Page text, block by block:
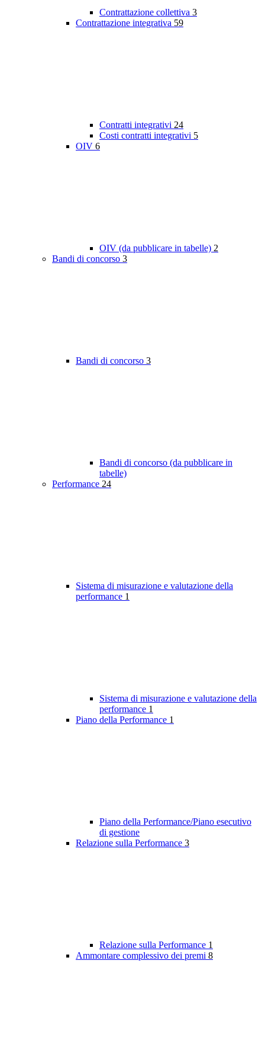
Contrattazione collettiva 3
Contrattazione integrativa 59
Contratti integrativi 24
Costi contratti integrativi 5
OIV 6
OIV (da pubblicare in tabelle) 2
Bandi di concorso 3
Bandi di concorso 3
Bandi di concorso (da pubblicare in
tabelle)
Performance 24
Sistema di misurazione e valutazione della
performance 1
Sistema di misurazione e valutazione della
performance 1
Piano della Performance 1
Piano della Performance/Piano esecutivo
di gestione
Relazione sulla Performance 3
Relazione sulla Performance 1
Ammontare complessivo dei premi 8